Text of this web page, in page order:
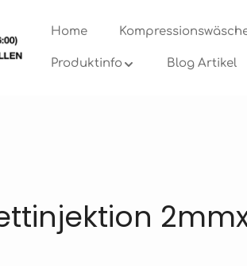
Home
Produktinfo Blog Artikel
0 von 5 Sternen